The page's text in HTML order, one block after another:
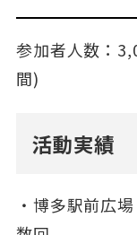
参加者人数：
間)
活動実績
・博多駅前広